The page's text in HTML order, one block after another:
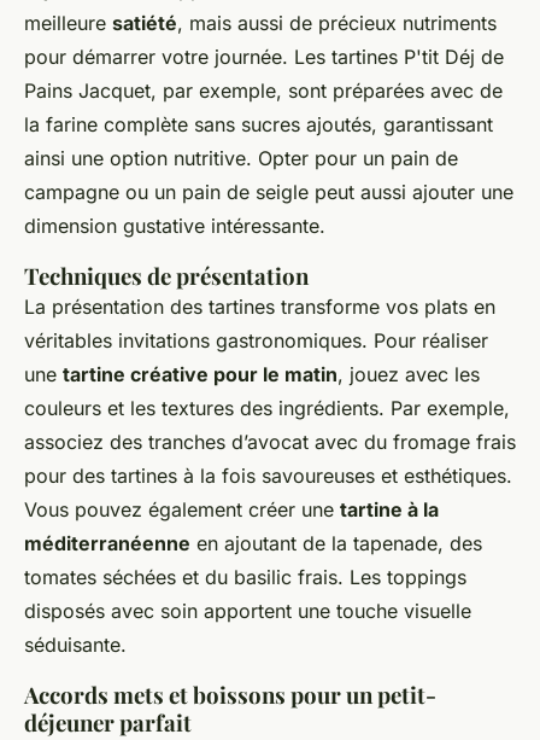
meilleure satiété, mais aussi de précieux nutriments
pour démarrer votre journée. Les tartines P'tit Déj de
Pains Jacquet, par exemple, sont préparées avec de
la farine complète sans sucres ajoutés, garantissant
ainsi une option nutritive. Opter pour un pain de
campagne ou un pain de seigle peut aussi ajouter une
dimension gustative intéressante.
Techniques de présentation
La présentation des tartines transforme vos plats en
véritables invitations gastronomiques. Pour réaliser
une tartine créative pour le matin, jouez avec les
couleurs et les textures des ingrédients. Par exemple,
associez des tranches d’avocat avec du fromage frais
pour des tartines à la fois savoureuses et esthétiques.
Vous pouvez également créer une tartine à la
méditerranéenne en ajoutant de la tapenade, des
tomates séchées et du basilic frais. Les toppings
disposés avec soin apportent une touche visuelle
séduisante.
Accords mets et boissons pour un petit-
déjeuner parfait